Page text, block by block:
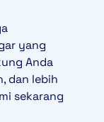
yang
Anda
dan lebih
sekarang